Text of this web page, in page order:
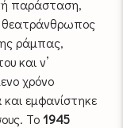
παράσταση,
θεατράνθρωπος
ράμπας,
και ν’
χρόνο
εμφανίστηκε
Το1945